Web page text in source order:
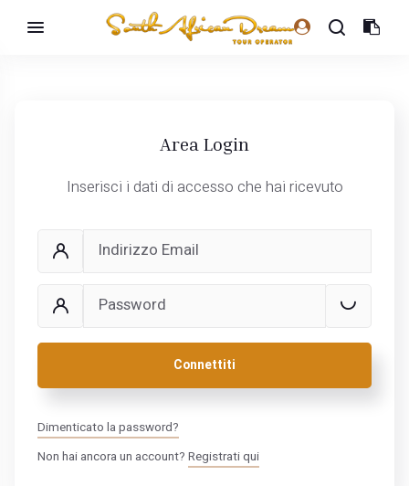
Area Login
Inserisci i dati di accesso che hai ricevuto
Connettiti
Dimenticato la password?
Non hai ancora un account? Registrati qui